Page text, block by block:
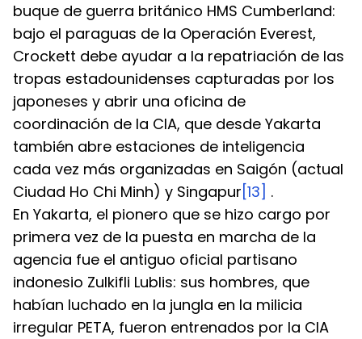
buque de guerra británico HMS Cumberland:
bajo el paraguas de la Operación Everest,
Crockett debe ayudar a la repatriación de las
tropas estadounidenses capturadas por los
japoneses y abrir una oficina de
coordinación de la CIA, que desde Yakarta
también abre estaciones de inteligencia
cada vez más organizadas en Saigón (actual
Ciudad Ho Chi Minh) y Singapur [13] .
En Yakarta, el pionero que se hizo cargo por
primera vez de la puesta en marcha de la
agencia fue el antiguo oficial partisano
indonesio Zulkifli Lublis: sus hombres, que
habían luchado en la jungla en la milicia
irregular PETA, fueron entrenados por la CIA